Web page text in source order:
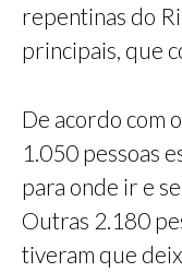
repentinas do
principais, que
De acordo com
1.050 pessoas
para onde ir e
Outras 2.180
tiveram que